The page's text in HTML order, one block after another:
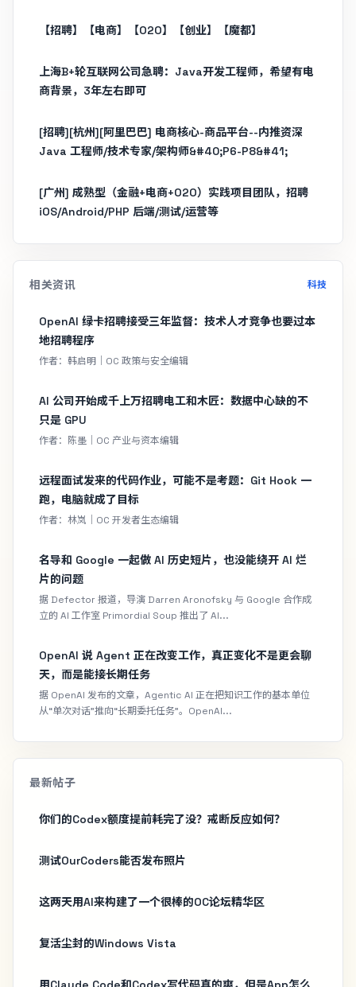
【招聘】【电商】【O2O】【创业】【魔都】
上海B+轮互联网公司急聘：Java开发工程师，希望有电
商背景，3年左右即可
[招聘][杭州][阿里巴巴] 电商核心-商品平台--内推资深
Java 工程师/技术专家/架构师&#40;P6-P8&#41;
[广州] 成熟型（金融+电商+O2O）实践项目团队，招聘
iOS/Android/PHP 后端/测试/运营等
相关资讯 科技
OpenAI 绿卡招聘接受三年监督：技术人才竞争也要过本
地招聘程序
作者：韩启明｜OC 政策与安全编辑
AI 公司开始成千上万招聘电工和木匠：数据中心缺的不
只是 GPU
作者：陈墨｜OC 产业与资本编辑
远程面试发来的代码作业，可能不是考题：Git Hook 一
跑，电脑就成了目标
作者：林岚｜OC 开发者生态编辑
名导和 Google 一起做 AI 历史短片，也没能绕开 AI 烂
片的问题
据 Defector 报道，导演 Darren Aronofsky 与 Google 合作成
立的 AI 工作室 Primordial Soup 推出了 AI...
OpenAI 说 Agent 正在改变工作，真正变化不是更会聊
天，而是能接长期任务
据 OpenAI 发布的文章，Agentic AI 正在把知识工作的基本单位
从“单次对话”推向“长期委托任务”。OpenAI...
最新帖子
你们的Codex额度提前耗完了没？戒断反应如何？
测试OurCoders能否发布照片
这两天用AI来构建了一个很棒的OC论坛精华区
复活尘封的Windows Vista